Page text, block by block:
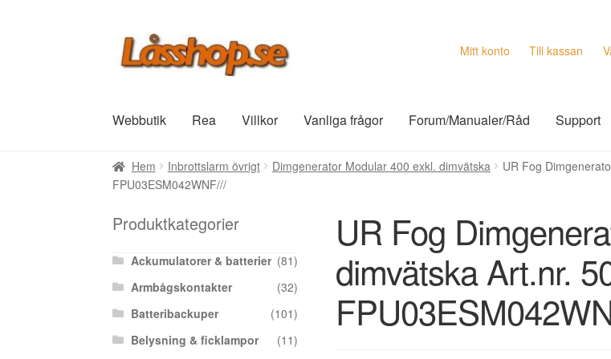
Hoppa
till
Hoppa
till
Mitt konto Till kassan
Webbutik Rea Villkor Vanliga frågor Forum/Manualer/Råd Support
Hem Inbrottslarm övrigt Dimgenerator Modular 400 exkl. dimvätska
UR Fog
FPU03ESM042WNF///
UR Fog
dimvätska Art.nr.
Produktkategorier
Ackumulatorer & batterier (81)
Armbågskontakter
(32)
Batteribackuper
(101)
Belysning & ficklampor
(11)